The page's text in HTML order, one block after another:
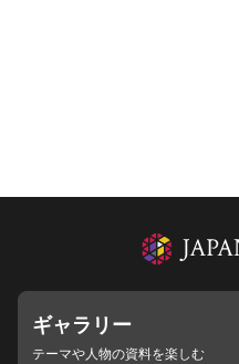
ギャラリー
テーマや人物の資料を楽しむ